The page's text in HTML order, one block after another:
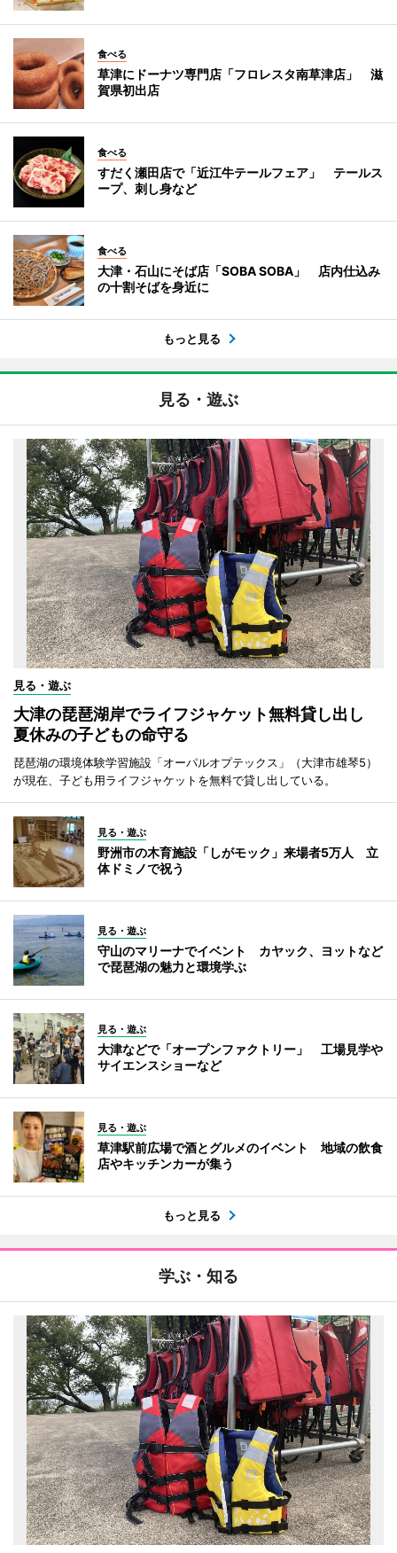
食べる
草津にドーナツ専門店「フロレスタ南草津店」 滋
賀県初出店
食べる
すだく瀬田店で「近江牛テールフェア」 テールス
ープ、刺し身など
食べる
大津・石山にそば店「SOBA SOBA」 店内仕込み
の十割そばを身近に
もっと見る
見る・遊ぶ
見る・遊ぶ
大津の琵琶湖岸でライフジャケット無料貸し出し
夏休みの子どもの命守る
琵琶湖の環境体験学習施設「オーパルオプテックス」（大津市雄琴5）
が現在、子ども用ライフジャケットを無料で貸し出している。
見る・遊ぶ
野洲市の木育施設「しがモック」来場者5万人 立
体ドミノで祝う
見る・遊ぶ
守山のマリーナでイベント カヤック、ヨットなど
で琵琶湖の魅力と環境学ぶ
見る・遊ぶ
大津などで「オープンファクトリー」 工場見学や
サイエンスショーなど
見る・遊ぶ
草津駅前広場で酒とグルメのイベント 地域の飲食
店やキッチンカーが集う
もっと見る
学ぶ・知る